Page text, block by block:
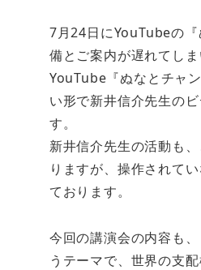
7月24日にYouTubeの
備とご案内が遅れてしま
YouTube『ぬなとチャ
い形で新井信介先生の
す。
新井信介先生の活動も
りますが、操作されて
ております。
今回の講演会の内容も
うテーマで、世界の支